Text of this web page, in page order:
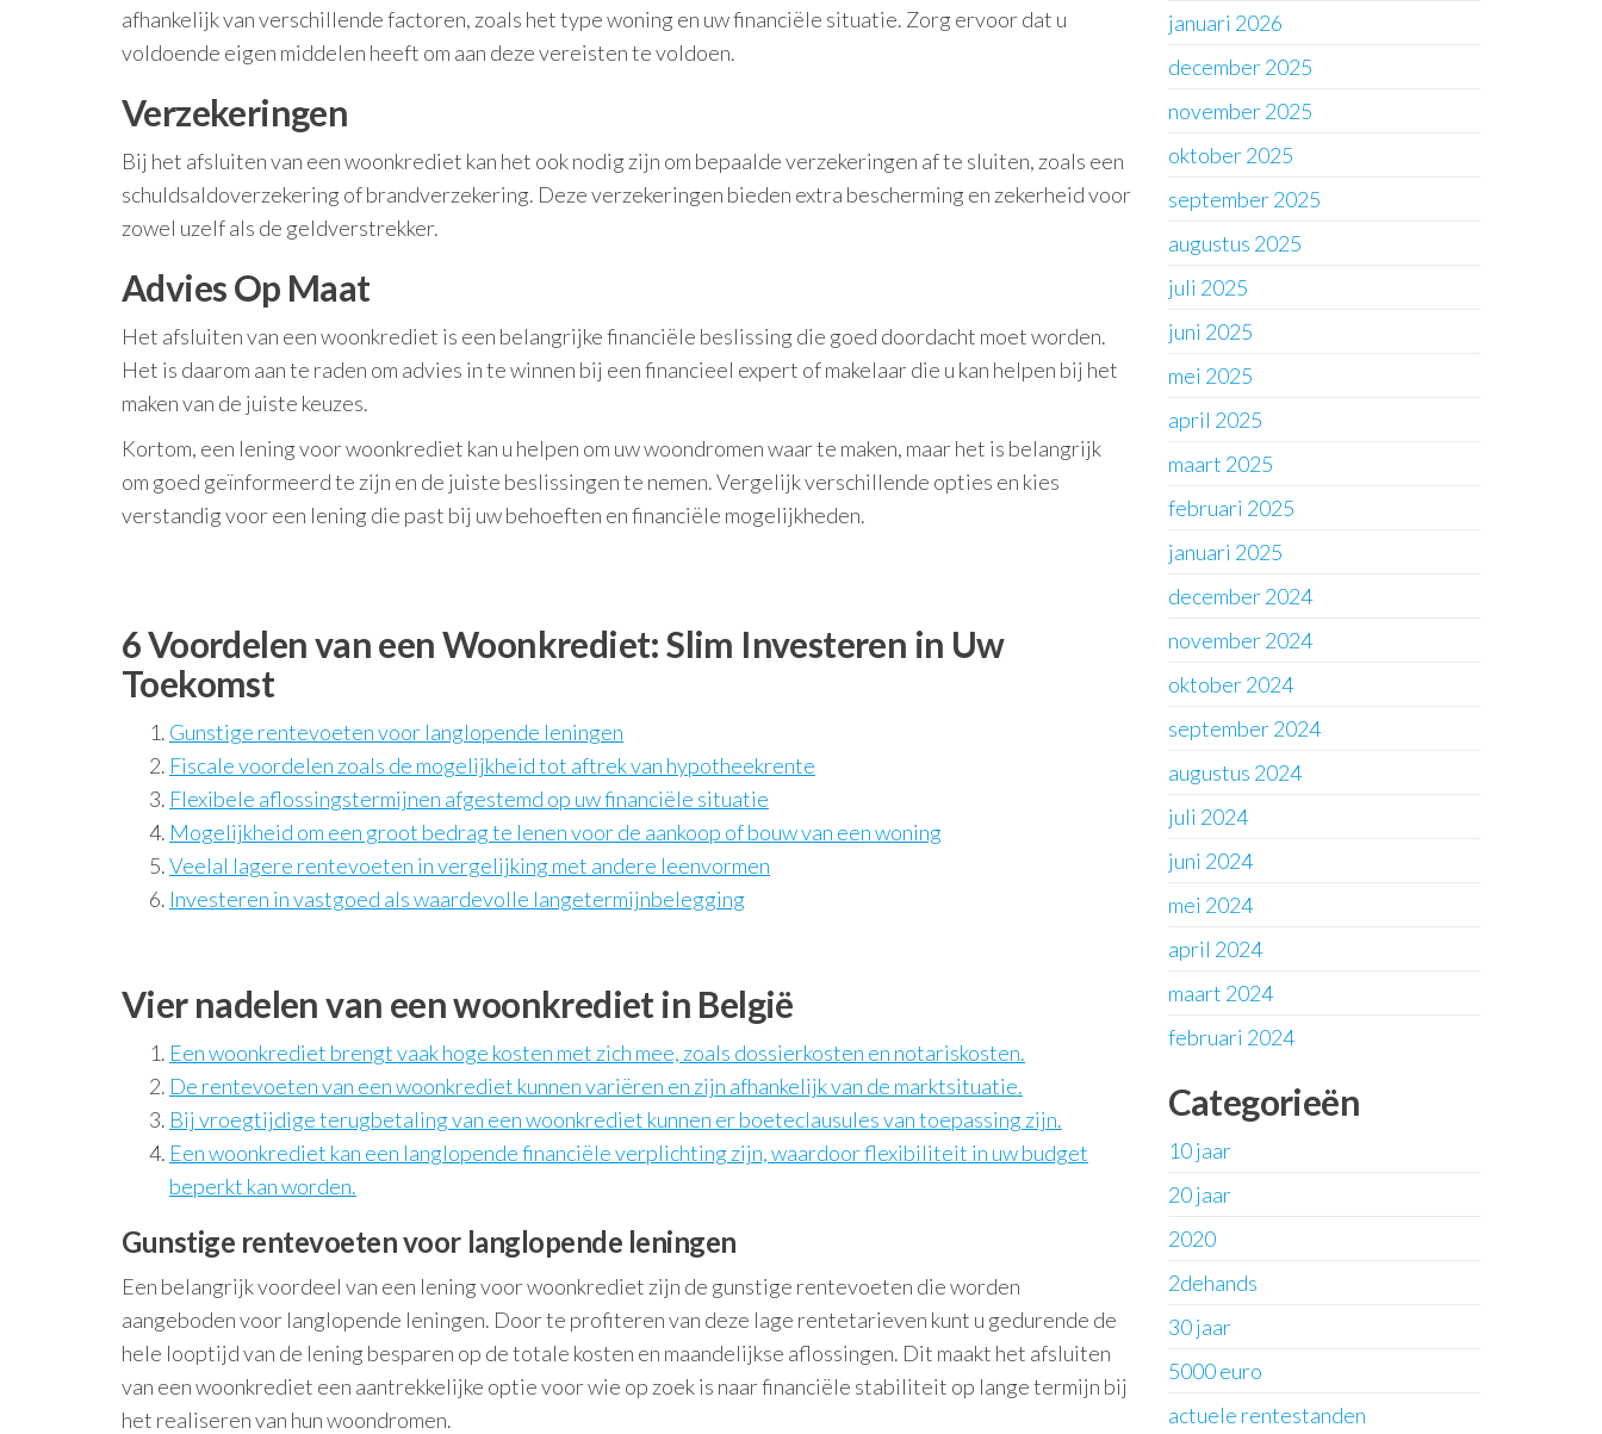
afhankelijk van verschillende factoren, zoals het type woning en uw financiële situatie. Zorg ervoor dat u
voldoende eigen middelen heeft om aan deze vereisten te voldoen.
Verzekeringen
Bij het afsluiten van een woonkrediet kan het ook nodig zijn om bepaalde verzekeringen af te sluiten, zoals een
schuldsaldoverzekering of brandverzekering. Deze verzekeringen bieden extra bescherming en zekerheid voor
zowel uzelf als de geldverstrekker.
Advies Op Maat
Het afsluiten van een woonkrediet is een belangrijke financiële beslissing die goed doordacht moet worden.
Het is daarom aan te raden om advies in te winnen bij een financieel expert of makelaar die u kan helpen bij het
maken van de juiste keuzes.
Kortom, een lening voor woonkrediet kan u helpen om uw woondromen waar te maken, maar het is belangrijk
om goed geïnformeerd te zijn en de juiste beslissingen te nemen. Vergelijk verschillende opties en kies
verstandig voor een lening die past bij uw behoeften en financiële mogelijkheden.
6 Voordelen van een Woonkrediet: Slim Investeren in Uw
Toekomst
Gunstige rentevoeten voor langlopende leningen
Fiscale voordelen zoals de mogelijkheid tot aftrek van hypotheekrente
Flexibele aflossingstermijnen afgestemd op uw financiële situatie
Mogelijkheid om een groot bedrag te lenen voor de aankoop of bouw van een woning
Veelal lagere rentevoeten in vergelijking met andere leenvormen
Investeren in vastgoed als waardevolle langetermijnbelegging
Vier nadelen van een woonkrediet in België
Een woonkrediet brengt vaak hoge kosten met zich mee, zoals dossierkosten en notariskosten.
De rentevoeten van een woonkrediet kunnen variëren en zijn afhankelijk van de marktsituatie.
Bij vroegtijdige terugbetaling van een woonkrediet kunnen er boeteclausules van toepassing zijn.
Een woonkrediet kan een langlopende financiële verplichting zijn, waardoor flexibiliteit in uw budget
beperkt kan worden.
Gunstige rentevoeten voor langlopende leningen
Een belangrijk voordeel van een lening voor woonkrediet zijn de gunstige rentevoeten die worden
aangeboden voor langlopende leningen. Door te profiteren van deze lage rentetarieven kunt u gedurende de
hele looptijd van de lening besparen op de totale kosten en maandelijkse aflossingen. Dit maakt het afsluiten
van een woonkrediet een aantrekkelijke optie voor wie op zoek is naar financiële stabiliteit op lange termijn bij
het realiseren van hun woondromen.
januari 2026
december 2025
november 2025
oktober 2025
september 2025
augustus 2025
juli 2025
juni 2025
mei 2025
april 2025
maart 2025
februari 2025
januari 2025
december 2024
november 2024
oktober 2024
september 2024
augustus 2024
juli 2024
juni 2024
mei 2024
april 2024
maart 2024
februari 2024
Categorieën
10 jaar
20 jaar
2020
2dehands
30 jaar
5000 euro
actuele rentestanden